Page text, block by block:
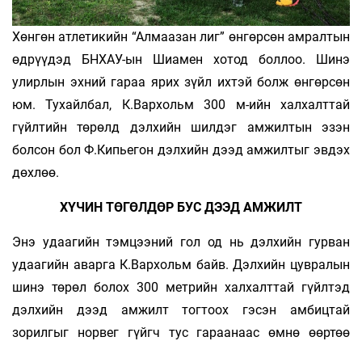
Хөнгөн атлетикийн “Алмаазан лиг” өнгөрсөн амралтын
өдрүүдэд БНХАУ-ын Шиамен хотод боллоо. Шинэ
улирлын эхний гараа ярих зүйл ихтэй болж өнгөрсөн
юм. Тухайлбал, К.Вархольм 300 м-ийн халхалттай
гүйлтийн төрөлд дэлхийн шилдэг амжилтын эзэн
болсон бол Ф.Кипьегон дэлхийн дээд амжилтыг эвдэх
дөхлөө.
ХҮЧИН ТӨГӨЛДӨР БУС ДЭЭД АМЖИЛТ
Энэ удаагийн тэмцээний гол од нь дэлхийн гурван
удаагийн аварга К.Вархольм байв. Дэлхийн цувралын
шинэ төрөл болох 300 метрийн халхалттай гүйлтэд
дэлхийн дээд амжилт тогтоох гэсэн амбицтай
зорилгыг норвег гүйгч тус гараанаас өмнө өөртөө